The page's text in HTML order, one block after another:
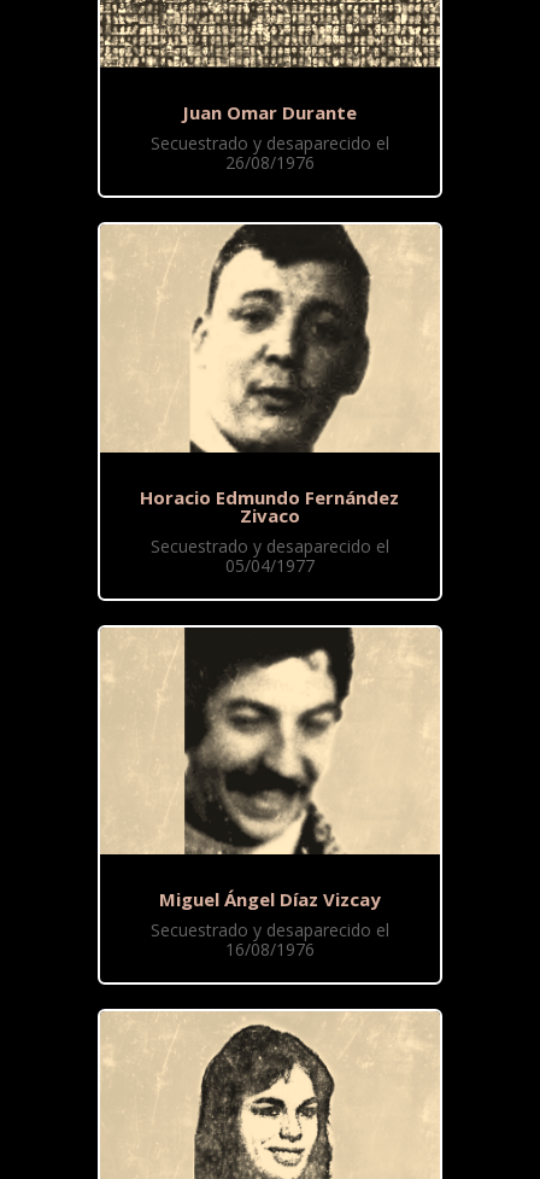
Juan Omar Durante
Secuestrado y desaparecido el
26/08/1976
Horacio Edmundo Fernández
Zivaco
Secuestrado y desaparecido el
05/04/1977
Miguel Ángel Díaz Vizcay
Secuestrado y desaparecido el
16/08/1976